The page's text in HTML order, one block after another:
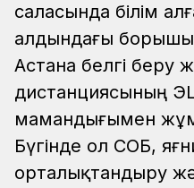
саласында білім
алдындағы
Астана белгі беру
дистанциясының
мамандығымен
Бүгінде ол СОБ,
орталықтандыру